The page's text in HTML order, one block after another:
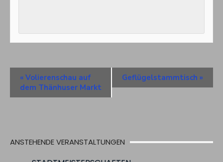
Veranstaltung
Navigation
« Volierenschau auf
dem Thänhuser Markt
Geflügelstammtisch »
ANSTEHENDE VERANSTALTUNGEN